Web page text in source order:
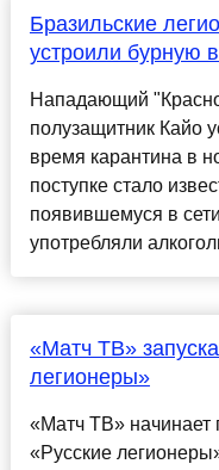
Бразильские
устроили бурную
Нападающий
полузащитник Кайо
время карантина в
поступке стало
появившемуся в
употребляли
«Матч ТВ»
легионеры»
«Матч ТВ» начинает
«Русские